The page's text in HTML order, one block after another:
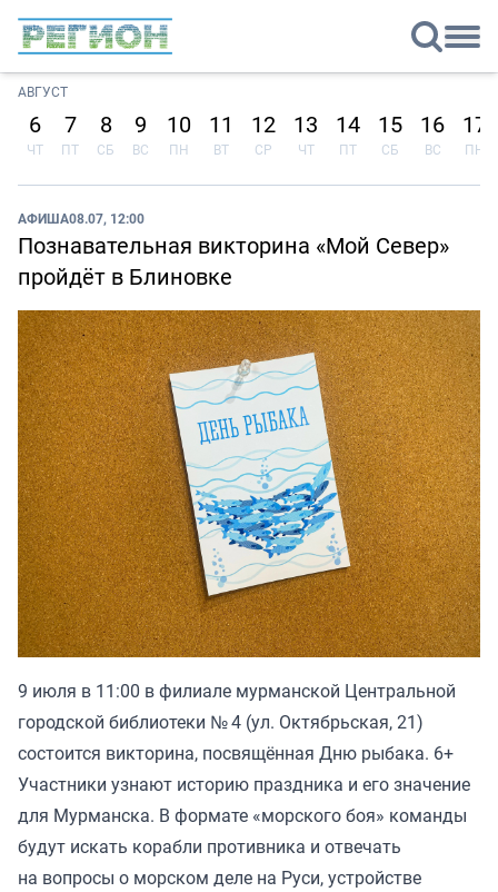
АВГУСТ
6
ЧТ
7
ПТ
8
СБ
9
ВС
10
ПН
11
ВТ
12
СР
13
ЧТ
14
ПТ
15
СБ
16
ВС
17
ПН
АФИША08.07, 12:00
Познавательная викторина «Мой Север»
пройдёт в Блиновке
9 июля в 11:00 в филиале мурманской Центральной
городской библиотеки № 4 (ул. Октябрьская, 21)
состоится викторина, посвящённая Дню рыбака. 6+
Участники узнают историю праздника и его значение
для Мурманска. В формате «морского боя» команды
будут искать корабли противника и отвечать
на вопросы о морском деле на Руси, устройстве